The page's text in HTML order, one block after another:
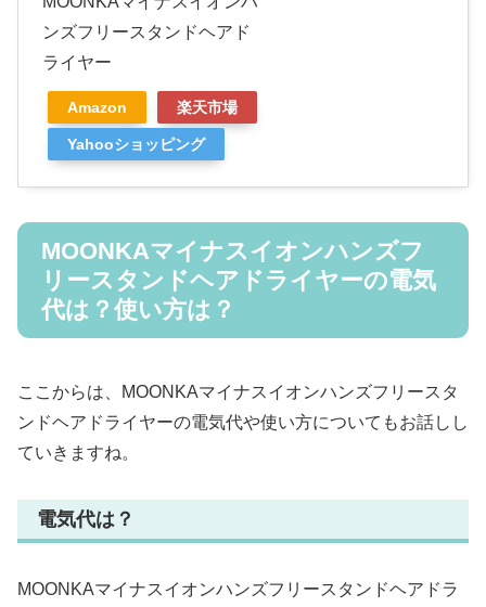
ンズフリースタンドヘアド
ライヤー
Amazon 楽天市場
Yahooショッピング
MOONKAマイナスイオンハンズフ
リースタンドヘアドライヤーの電気
代は？使い方は？
ここからは、MOONKAマイナスイオンハンズフリースタ
ンドヘアドライヤーの電気代や使い方についてもお話しし
ていきますね。
電気代は？
MOONKAマイナスイオンハンズフリースタンドヘアドラ